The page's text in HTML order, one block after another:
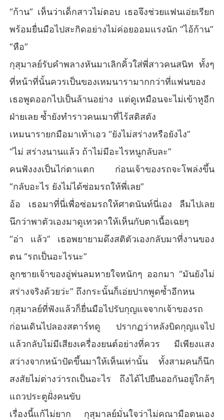
“ก้าน” เห็นว่าเด็กสาวไม่ตอบ เธอจึงช่วยแฟนเอ่ยเรียก
พร้อมยื่นมือไปสะกิดอย่างไม่ค่อยออมแรงนัก “ไอ้ก้าน”
“หือ”
กุสุมาลย์รับคำพลางหันมาเลิกคิ้วใส่พี่สาวคนสนิท ทั้งๆ
ที่หน้าที่นั้นควรเป็นของเหมนารามากกว่าที่แฟนของ
เธอพูดออกไปเป็นล้านอย่าง แต่ดูเหมือนจะไม่เข้าหูอีก
ฝ่ายเลย ซ้ำยังทำราวคนเมาที่ไร้สติสตัง
เหมนารายกมือมาเท้าเอว “ยังไม่สร่างหรือยังไง”
“ไม่ สร่างนานแล้ว ถ้าไม่มีอะไรหนูกลับละ”
คนฟังงงเป็นไก่ตาแตก ก่อนเจ้าของรถจะโพล่งขึ้น
“กลับอะไร ยังไม่ได้ซ่อมรถให้พี่เลย”
อ้อ เธอมาที่นี่เพื่อซ่อมรถให้ศาตนันท์นี่เอง ลืมไปเลย
นึกว่าพาตัวเองมาดูเทวดาให้เห็นกับตาเนื้อเฉยๆ
“อ่า แล้ว” เธอพยายามดึงสติตัวเองกลับมาที่งานของ
ตน “รถเป็นอะไรนะ”
ลูกชายเจ้าของอู่พ่นลมหายใจหนักๆ ออกมา “มันยังไม่
สร่างจริงด้วยว่ะ” ถึงกระนั้นก็เอ่ยปากพูดซ้ำอีกหน
กุสุมาลย์ที่ฟังแล้วก็ยื่นมือไปรับกุญแจจากเจ้าของรถ
ก่อนเดินไปลองสตาร์ทดู ปรากฏว่าหลังบิดกุญแจไป
แล้วกลับไม่มีเสียงเครื่องยนต์อย่างที่ควร มีเพียงแสง
สว่างจากหน้าปัดขึ้นมาให้เห็นเท่านั้น ทั้งสามคนก็นึก
สงสัยไม่ต่างว่ารถเป็นอะไร ถึงได้ไปยืนออกันอยู่ใกล้ๆ
แถวประตูฝั่งคนขับ
เรื่องนี้แก้ไม่ยาก กุสุมาลย์มั่นใจว่าไม่คณามือตนเอง